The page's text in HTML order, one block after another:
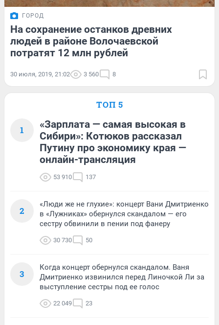
ГОРОД
На сохранение останков древних
людей в районе Волочаевской
потратят 12 млн рублей
30 июля, 2019, 21:02 3 560 8
ТОП 5
1
«Зарплата — самая высокая в
Сибири»: Котюков рассказал
Путину про экономику края —
онлайн-трансляция
53 910 137
2
«Люди же не глухие»: концерт Вани Дмитриенко
в «Лужниках» обернулся скандалом — его
сестру обвинили в пении под фанеру
30 730 50
3
Когда концерт обернулся скандалом. Ваня
Дмитриенко извинился перед Линочкой Ли за
выступление сестры под ее голос
22 049 23